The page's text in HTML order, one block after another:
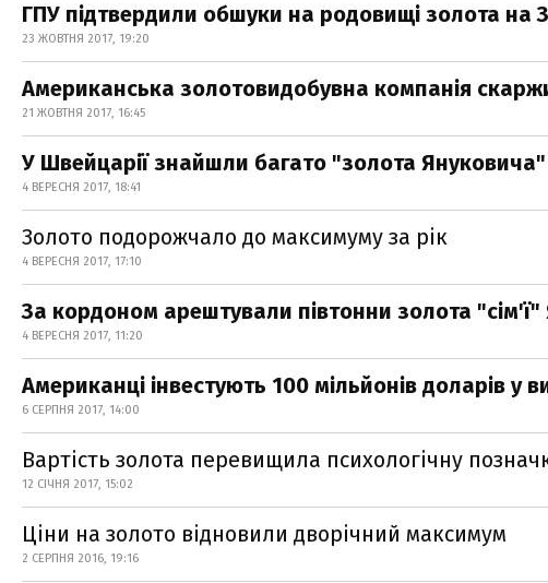
ГПУ підтвердили обшуки на родовищі золота на
23 ЖОВТНЯ 2017, 19:20
Американська золотовидобувна компанія
21 ЖОВТНЯ 2017, 16:45
У Швейцарії знайшли багато "золота
4 ВЕРЕСНЯ 2017, 18:41
Золото подорожчало до максимуму за рік
4 ВЕРЕСНЯ 2017, 17:10
За кордоном арештували півтонни золота
4 ВЕРЕСНЯ 2017, 11:20
Американці інвестують 100 мільйонів доларів у
6 СЕРПНЯ 2017, 14:00
Вартість золота перевищила психологічну
12 СІЧНЯ 2017, 15:02
Ціни на золото відновили дворічний максимум
2 СЕРПНЯ 2016, 19:16